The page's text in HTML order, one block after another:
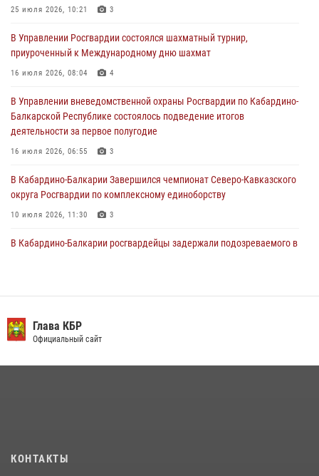
Кавказском федеральном округе Виталием Кузнецовым
Управление Росгвардии по Кабардино-Балкарской Республике
информирует
В Кабардино-Балкарии нештатные инструктора подразделений
Росгвардии отработали профессиональные навыки
29 июля 2026, 11:56 2
25 июля 2026, 10:21 3
В Управлении Росгвардии состоялся шахматный турнир,
приуроченный к Международному дню шахмат
16 июля 2026, 08:04 4
В Управлении вневедомственной охраны Росгвардии по Кабардино-
Балкарской Республике состоялось подведение итогов
деятельности за первое полугодие
16 июля 2026, 06:55 3
В Кабардино-Балкарии Завершился чемпионат Северо-Кавказского
округа Росгвардии по комплексному единоборству
10 июля 2026, 11:30 3
В Кабардино-Балкарии росгвардейцы задержали подозреваемого в
округе Росгвардии
09 июля 2026, 08:36
Глава КБР
Официальный сайт
КОНТАКТЫ